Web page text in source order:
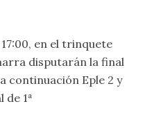
en el trinquete
disputarán la final
continuación Eple 2 y
de 1ª